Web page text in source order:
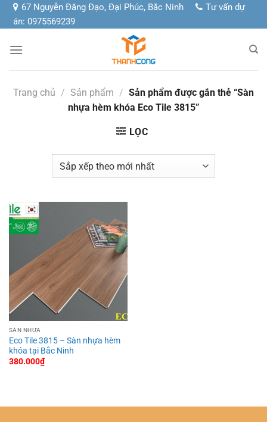
Chuyển
đến
dung
67 Nguyễn Đăng Đạo, Đại Phúc, Bắc Ninh
Tư vấn dự
án: 0975569239
Trang chủ / Sản phẩm / Sản phẩm được gắn thẻ “Sàn
nhựa hèm khóa Eco Tile 3815”
LỌC
SÀN NHỰA
Eco Tile 3815 – Sàn nhựa hèm
khóa tại Bắc Ninh
380.000₫